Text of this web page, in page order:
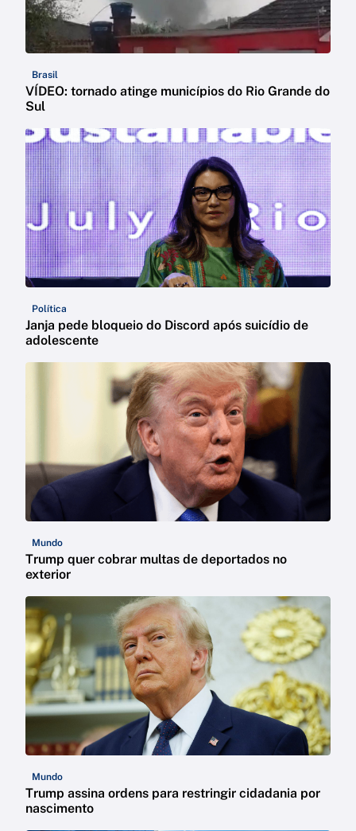
Brasil
VÍDEO: tornado atinge municípios do Rio Grande do
Sul
Política
Janja pede bloqueio do Discord após suicídio de
adolescente
Mundo
Trump quer cobrar multas de deportados no
exterior
Mundo
Trump assina ordens para restringir cidadania por
nascimento